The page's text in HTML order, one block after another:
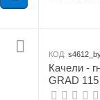
КОД:
Качели -
GRAD
желтый)